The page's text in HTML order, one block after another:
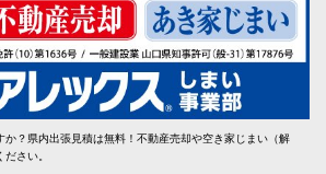
か？県内出張見積は無料！不動産売却や空き家じまい（解
さい。